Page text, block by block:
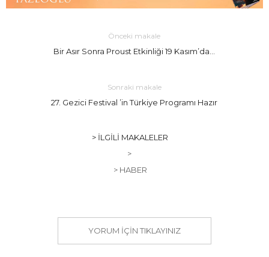
Önceki makale
Bir Asır Sonra Proust Etkinliği 19 Kasım’da…
Sonraki makale
27. Gezici Festival ’in Türkiye Programı Hazır
> İLGILI MAKALELER
>
> HABER
YORUM IÇIN TIKLAYINIZ